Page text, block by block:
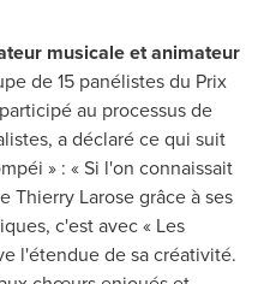
musicale et animateur
de 15 panélistes du Prix
au processus de
a déclaré ce qui suit
» : « Si l'on connaissait
Thierry Larosegrâce à ses
c'est avec « Les
l'étendue de sa créativité.